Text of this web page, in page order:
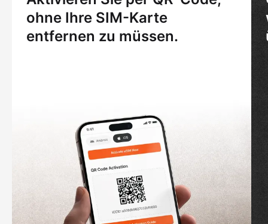
ohne Ihre SIM-Karte
entfernen zu müssen.